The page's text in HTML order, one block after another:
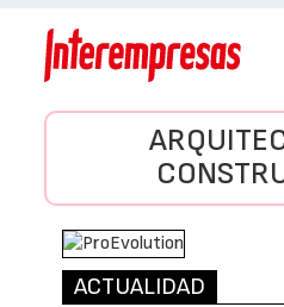
ACTUALIDAD